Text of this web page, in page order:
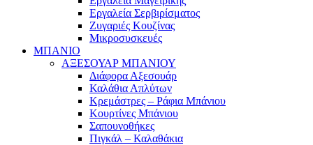
Εργαλεία Σερβιρίσματος
Ζυγαριές Κουζίνας
Μικροσυσκευές
ΜΠΑΝΙΟ
ΑΞΕΣΟΥΑΡ ΜΠΑΝΙΟΥ
Διάφορα Αξεσουάρ
Καλάθια Απλύτων
Κρεμάστρες – Ράφια Μπάνιου
Κουρτίνες Μπάνιου
Σαπουνοθήκες
Πιγκάλ – Καλαθάκια